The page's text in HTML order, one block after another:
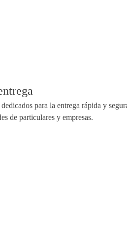
para la entrega rápida y
de particulares y empresas.